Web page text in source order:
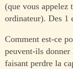
(que vous appelez
ordinateur). Des 1
Comment est-ce
peuvent-ils donner
faisant perdre la